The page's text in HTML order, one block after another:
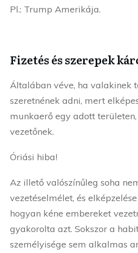
Pl.: Trump Amerikája.
Fizetés és szerepek
Általában véve, ha valakinek
szeretnének adni, mert
munkaerő egy adott
vezetőnek.
Óriási hiba!
Az illető valószínűleg soha
vezetéselmélet, és
hogyan kéne embereket
gyakorolta azt. Sokszor a
személyisége sem alkalmas